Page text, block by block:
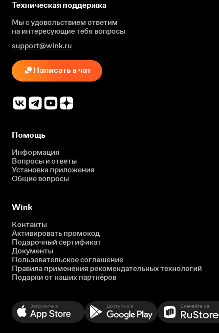
Техническая поддержка
Мы с удовольствием ответим
на интересующиетебя вопросы
support@wink.ru
Написать в чат
Помощь
Информация
Вопросы и ответы
Установка приложения
Общие вопросы
Wink
Контакты
Активировать промокод
Подарочный сертификат
Документы
Пользовательское соглашение
Правила применения рекомендательных технологий
Подарки от наших партнёров